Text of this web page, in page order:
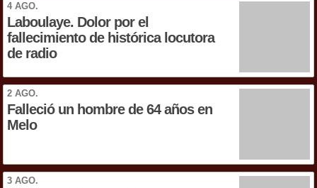
4 AGO.
Laboulaye. Dolor por el
fallecimiento de histórica locutora
de radio
2 AGO.
Falleció un hombre de 64 años en
Melo
3 AGO.